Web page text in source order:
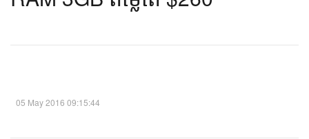
05 May 2016 09:15:44